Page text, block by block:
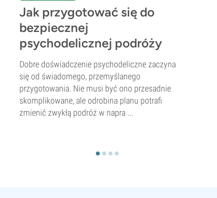
Jak przygotować się do
bezpiecznej
psychodelicznej podróży
Dobre doświadczenie psychodeliczne zaczyna
się od świadomego, przemyślanego
przygotowania. Nie musi być ono przesadnie
skomplikowane, ale odrobina planu potrafi
zmienić zwykłą podróż w napra ...